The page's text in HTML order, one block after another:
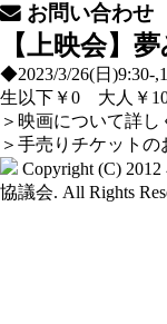
お問い合わせ
【上映会】
◆2023/3/26(日)9:30-
生以下￥0 大人￥
＞ 映画について詳し
＞ 手売りチケットの
Copyright (C) 2012
協議会. All Rights